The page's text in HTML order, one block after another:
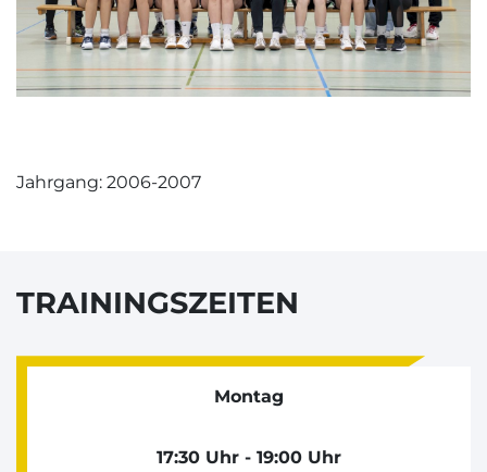
Jahrgang: 2006-2007
TRAININGSZEITEN
Montag
17:30 Uhr - 19:00 Uhr